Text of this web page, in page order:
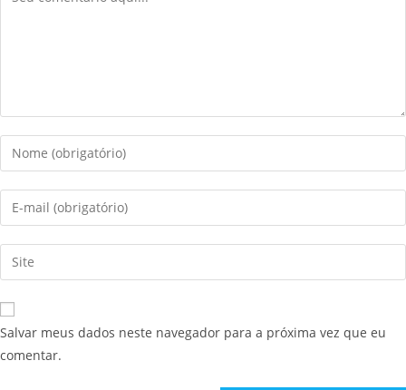
Salvar meus dados neste navegador para a próxima vez que eu
comentar.